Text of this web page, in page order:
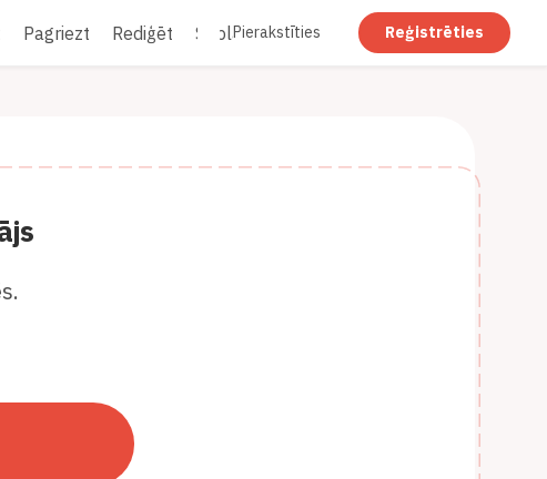
Pagriezt Rediģēt Saplacināt
Pierakstīties Reģistrēties